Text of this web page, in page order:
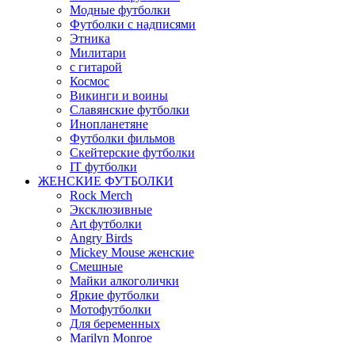
Модные футболки
Футболки с надписями
Этника
Милитари
с гитарой
Космос
Викинги и воины
Славянские футболки
Инопланетяне
Футболки фильмов
Скейтерские футболки
IT футболки
ЖЕНСКИЕ ФУТБОЛКИ
Rock Merch
Эксклюзивные
Art футболки
Angry Birds
Mickey Mouse женские
Смешные
Майки алкоголички
Яркие футболки
Мотофутболки
Для беременных
Marilyn Monroe